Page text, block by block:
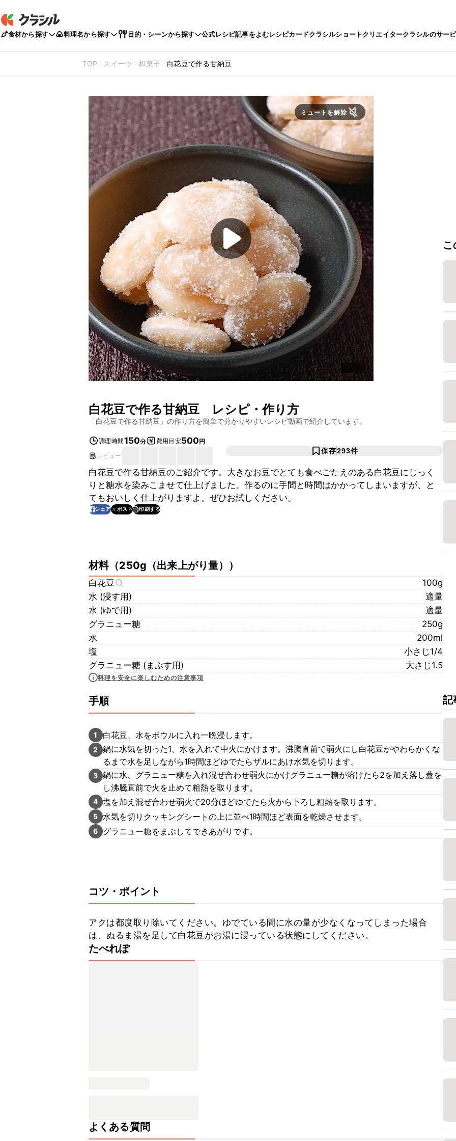
食材から探す 料理名から探す 目的・シーンから探す 公式レシピ記事をよむレシピカードクラシルショートクリエイタークラシルのサー
TOP スイーツ 和菓子 白花豆で作る甘納豆
ミュートを解除
白花豆で作る甘納豆 レシピ・作り方
「白花豆で作る甘納豆 」の作り方を簡単で分かりやすいレシピ動画で紹介しています。
調理時間150分 費用目安500円
レビュー
保存293件
白花豆で作る甘納豆のご紹介です。大きなお豆でとても食べごたえのある白花豆にじっく
りと糖水を染みこませて仕上げました。作るのに手間と時間はかかってしまいますが、と
てもおいしく仕上がりますよ。ぜひお試しください。
シェア ポスト 印刷する
材料（250g（出来上がり量） ）
白花豆
100g
水 (浸す用)
適量
水 (ゆで用)
適量
グラニュー糖
250g
水
200ml
塩
小さじ1/4
グラニュー糖 (まぶす用)
大さじ1.5
料理を安全に楽しむための注意事項
手順
1 白花豆、水をボウルに入れ一晩浸します。
2
鍋に水気を切った1、水を入れて中火にかけます。沸騰直前で弱火にし白花豆がやわらかくな
るまで水を足しながら1時間ほどゆでたらザルにあけ水気を切ります。
3 鍋に水、グラニュー糖を入れ混ぜ合わせ弱火にかけグラニュー糖が溶けたら2を加え落し蓋を
し沸騰直前で火を止めて粗熱を取ります。
4 塩を加え混ぜ合わせ弱火で20分ほどゆでたら火から下ろし粗熱を取ります。
5 水気を切りクッキングシートの上に並べ1時間ほど表面を乾燥させます。
6 グラニュー糖をまぶしてできあがりです。
コツ・ポイント
アクは都度取り除いてください。ゆでている間に水の量が少なくなってしまった場合
は、ぬるま湯を足して白花豆がお湯に浸っている状態にしてください。
たべれぽ
よくある質問
記